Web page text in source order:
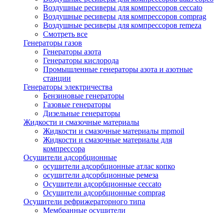
Воздушные ресиверы для компрессоров ceccato
Воздушные ресиверы для компрессоров comprag
Воздушные ресиверы для компрессоров remeza
Смотреть все
Генераторы газов
Генераторы азота
Генераторы кислорода
Промышленные генераторы азота и азотные
станции
Генераторы электричества
Бензиновые генераторы
Газовые генераторы
Дизельные генераторы
Жидкости и смазочные материалы
Жидкости и смазочные материалы mpmoil
Жидкости и смазочные материалы для
компрессора
Осушители адсорбционные
осушители адсорбционные атлас копко
осушители адсорбционные ремеза
Осушители адсорбционные ceccato
Осушители адсорбционные comprag
Осушители рефрижераторного типа
Мембранные осушители